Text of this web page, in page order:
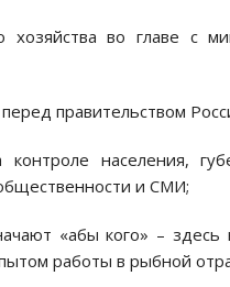
во главе с
правительством
населения,
и СМИ;
«абы кого» – здесь
работы в рыбной